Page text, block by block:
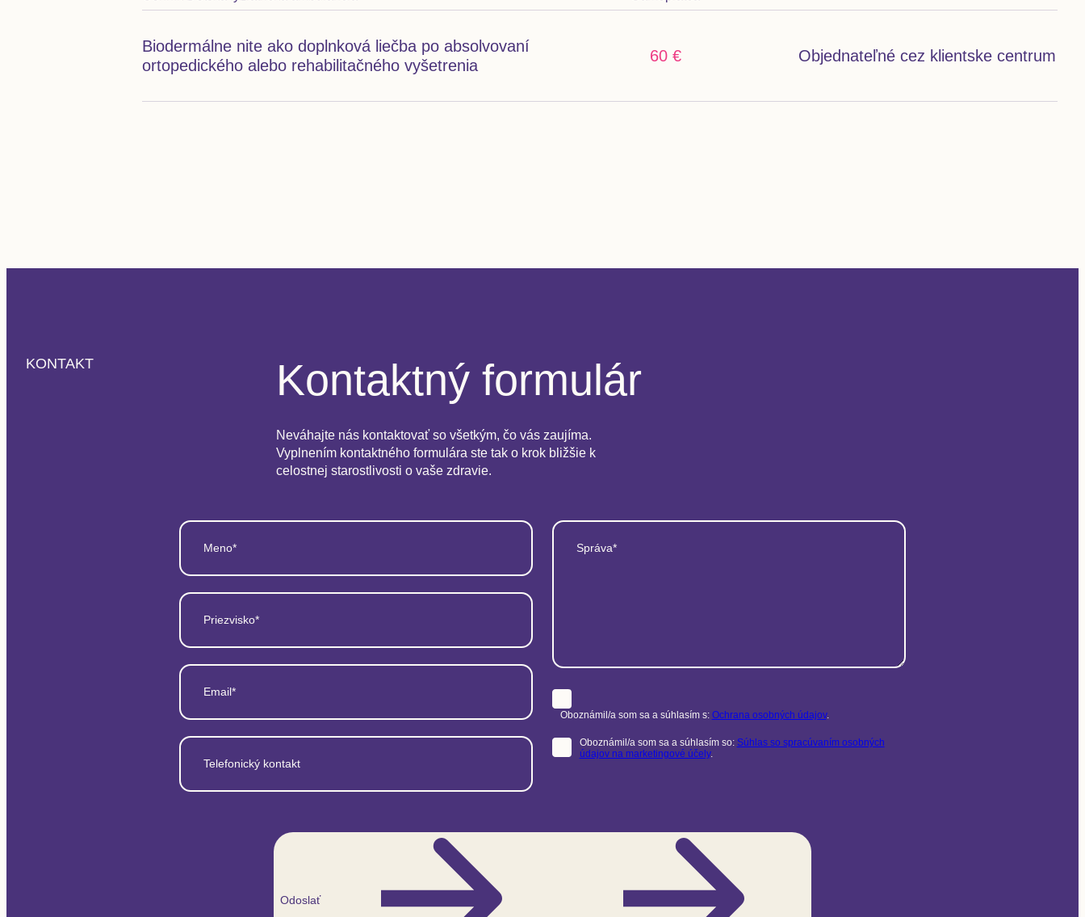
Biodermálne nite ako doplnková liečba po absolvovaní
ortopedického alebo rehabilitačného vyšetrenia
60 € Objednateľné cez klientske centrum
KONTAKT Kontaktný formulár
Neváhajte nás kontaktovať so všetkým, čo vás zaujíma.
Vyplnením kontaktného formulára ste tak o krok bližšie k
celostnej starostlivosti o vaše zdravie.
Meno*
Priezvisko*
Email*
Telefonický kontakt
Správa*
Oboznámil/a som sa a súhlasím s: Ochrana osobných údajov.
Oboznámil/a som sa a súhlasím so: Súhlas so spracúvaním osobných
údajov na marketingové účely.
Odoslať